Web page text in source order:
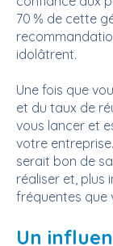
70 % de cette
idolâtrent.
Une fois que
et du taux de
vous lancer et
votre
serait bon de
réaliser et, plus
fréquentes que
Un